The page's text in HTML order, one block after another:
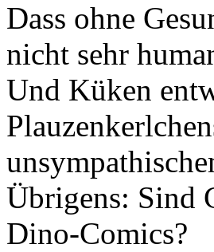
Dass ohne
nicht sehr
Und Küken
Übrigens: Sind
Dino-Comics?